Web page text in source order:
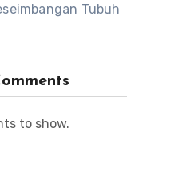
Tubuh
to show.